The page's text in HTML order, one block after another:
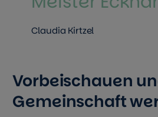
Claudia Kirtzel
Vorbeischauen
Gemeinschaft